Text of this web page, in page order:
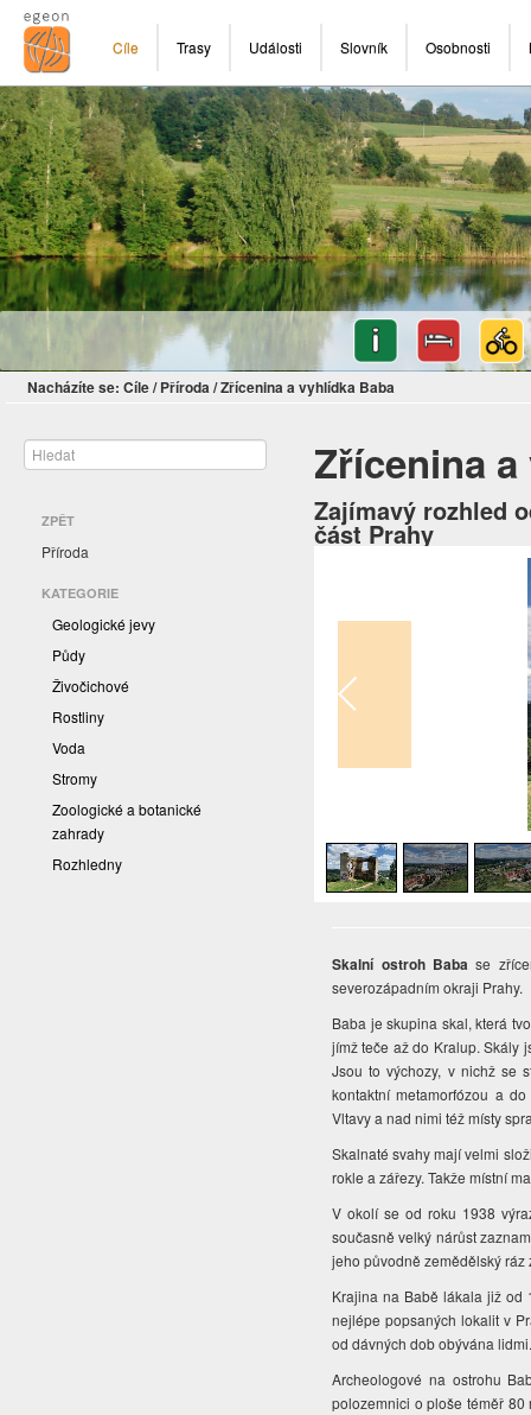
Cíle Trasy Události Slovník Osobnosti
Nacházíte se: Cíle/ Příroda/Zřícenina a vyhlídka Baba
ZPĚT
Příroda
KATEGORIE
Geologické jevy
Půdy
Živočichové
Rostliny
Voda
Stromy
Zoologické a botanické
zahrady
Rozhledny
Zřícenina
Zajímavý rozhled
část Prahy
Skalní ostroh Baba se
severozápadním okraji Prahy.
Baba je skupina skal, která
jímž teče až do Kralup. Skály
Jsou to výchozy, v nichž se
kontaktní metamorfózou a
Vltavy a nad nimi též místy
Skalnaté svahy mají velmi
rokle a zářezy. Takže místní
V okolí se od roku 1938
současně velký nárůst
jeho původně zemědělský
Krajina na Babě lákala již
nejlépe popsaných lokalit v
od dávných dob obývána
Archeologové na ostrohu
polozemnici o ploše téměř 80